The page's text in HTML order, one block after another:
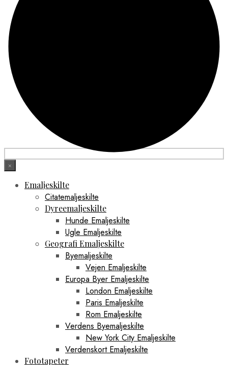
×
Emaljeskilte
Citatemaljeskilte
Dyreemaljeskilte
Hunde Emaljeskilte
Ugle Emaljeskilte
Geografi Emaljeskilte
Byemaljeskilte
Vejen Emaljeskilte
Europa Byer Emaljeskilte
London Emaljeskilte
Paris Emaljeskilte
Rom Emaljeskilte
Verdens Byemaljeskilte
New York City Emaljeskilte
Verdenskort Emaljeskilte
Fototapeter